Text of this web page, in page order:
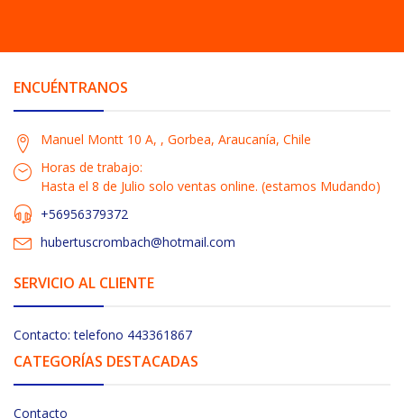
ENCUÉNTRANOS
Manuel Montt 10 A, , Gorbea, Araucanía, Chile
Horas de trabajo:
Hasta el 8 de Julio solo ventas online. (estamos Mudando)
+56956379372
hubertuscrombach@hotmail.com
SERVICIO AL CLIENTE
Contacto: telefono 443361867
CATEGORÍAS DESTACADAS
Contacto